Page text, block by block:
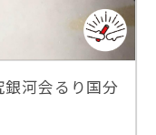
河会るり国分